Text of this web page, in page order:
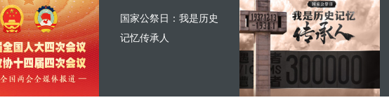
国家公祭日：我是历史
记忆传承人